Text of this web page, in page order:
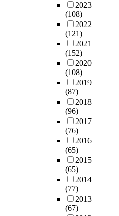
2023
(108)
2022
(121)
2021
(152)
2020
(108)
2019
(87)
2018
(96)
2017
(76)
2016
(65)
2015
(65)
2014
(77)
2013
(67)